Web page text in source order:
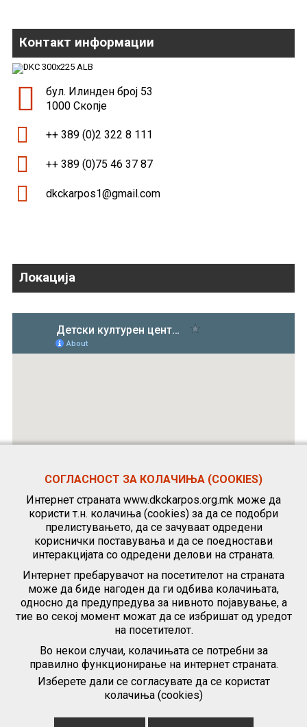
Контакт информации
бул. Илинден број 53
1000 Скопје
++ 389 (0)2 322 8 111
++ 389 (0)75 46 37 87
dkckarpos1@gmail.com
Локација
СОГЛАСНОСТ ЗА КОЛАЧИЊА (COOKIES)
Интернет страната www.dkckarpos.org.mk може да
користи т.н. колачиња (cookies) за да се подобри
прелистувањето, да се зачуваат одредени
кориснички поставувања и да се поедностави
интеракцијата со одредени делови на страната.
Интернет пребарувачот на посетителот на страната
може да биде нагоден да ги одбива колачињата,
односно да предупредува за нивното појавување, а
тие во секој момент можат да се избришат од уредот
на посетителот.
Во некои случаи, колачињата се потребни за
правилно функционирање на интернет страната.
Изберете дали се согласувате да се користат
колачиња (cookies)